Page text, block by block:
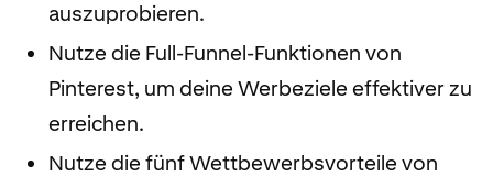
auszuprobieren.
Nutze die Full-Funnel-Funktionen von
Pinterest, um deine Werbeziele effektiver zu
erreichen.
Nutze die fünf Wettbewerbsvorteile von